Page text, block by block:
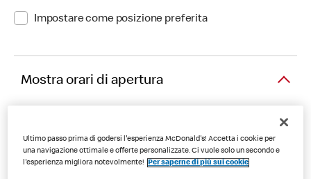
Impostare come posizione preferita
Mostra orari di apertura
Lu 06:00 - 23:00
Monday 06:00 - 23:00
Ultimo passo prima di godersi l'esperienza McDonald's! Accetta i cookie per
una navigazione ottimale e offerte personalizzate. Ci vuole solo un secondo e
l'esperienza migliora notevolmente!
Per saperne di più sui cookie